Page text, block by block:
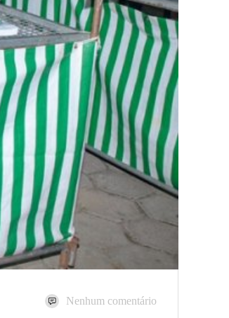
Nenhum comentário